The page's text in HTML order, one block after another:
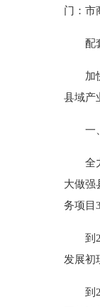
门：市
配套
加快
县域产
一、
全力
大做强
务项目
到
发展初
到